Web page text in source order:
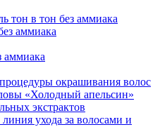
тон в тон без аммиака
аммиака
аммиака
окрашивания волос
«Холодный апельсин»
экстрактов
ухода за волосами и